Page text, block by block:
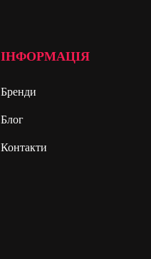
ІНФОРМАЦІЯ
Бренди
Блог
Контакти